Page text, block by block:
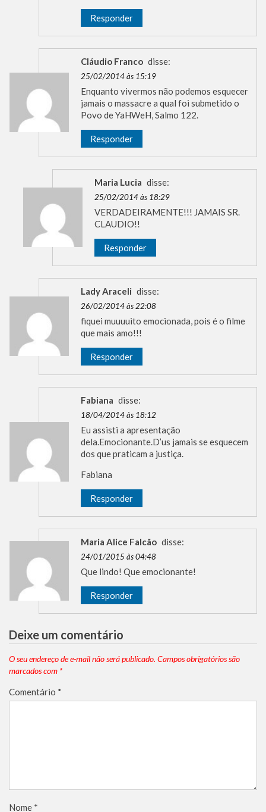
Responder
Cláudio Franco disse:
25/02/2014 às 15:19
Enquanto vivermos não podemos esquecer
jamais o massacre a qual foi submetido o
Povo de YaHWeH, Salmo 122.
Responder
Maria Lucia disse:
25/02/2014 às 18:29
VERDADEIRAMENTE!!! JAMAIS SR.
CLAUDIO!!
Responder
Lady Araceli disse:
26/02/2014 às 22:08
fiquei muuuuito emocionada, pois é o filme
que mais amo!!!
Responder
Fabiana disse:
18/04/2014 às 18:12
Eu assisti a apresentação
dela.Emocionante.D’us jamais se esquecem
dos que praticam a justiça.
Fabiana
Responder
Maria Alice Falcão disse:
24/01/2015 às 04:48
Que lindo! Que emocionante!
Responder
Deixe um comentário
O seu endereço de e-mail não será publicado. Campos obrigatórios são
marcados com *
Comentário *
Nome *